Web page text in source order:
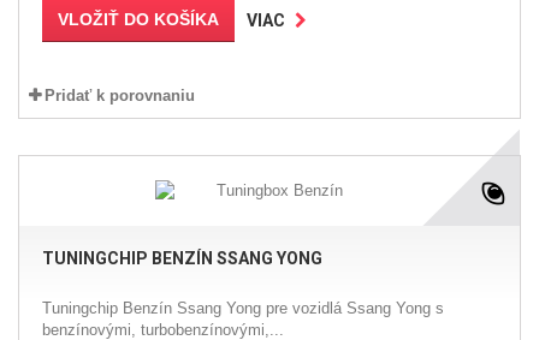
VLOŽIŤ DO KOŠÍKA VIAC
Pridať k porovnaniu
TUNINGCHIP BENZÍN SSANG YONG
Tuningchip Benzín Ssang Yong pre vozidlá Ssang Yong s
benzínovými, turbobenzínovými,...